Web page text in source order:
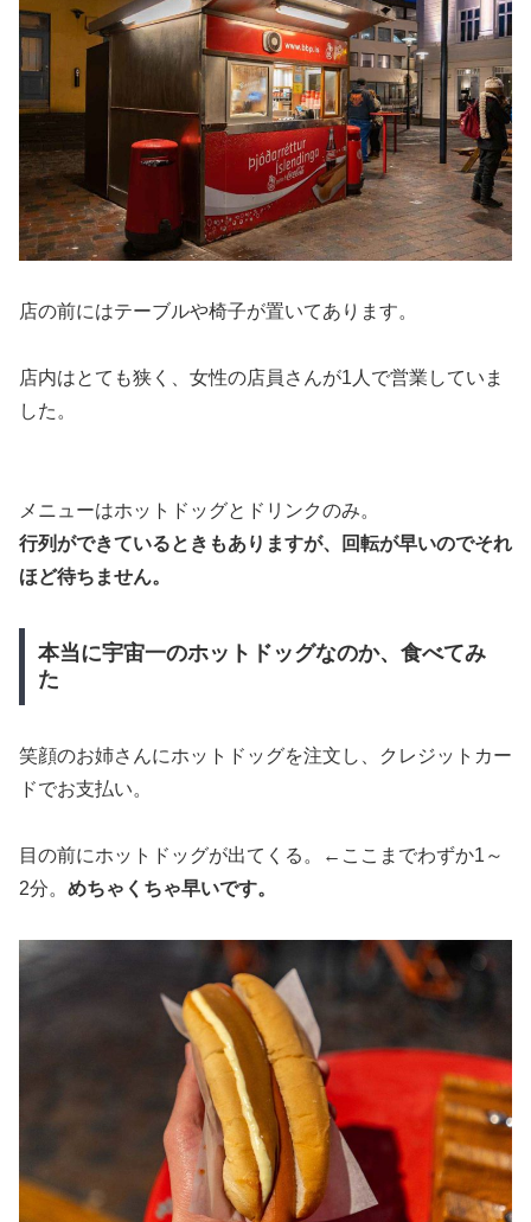
店の前にはテーブルや椅子が置いてあります。
店内はとても狭く、女性の店員さんが1人で営業していま
した。
メニューはホットドッグとドリンクのみ。
行列ができているときもありますが、回転が早いのでそれ
ほど待ちません。
本当に宇宙一のホットドッグなのか、食べてみ
た
笑顔のお姉さんにホットドッグを注文し、クレジットカー
ドでお支払い。
目の前にホットドッグが出てくる。←ここまでわずか1～
2分。 めちゃくちゃ早いです。